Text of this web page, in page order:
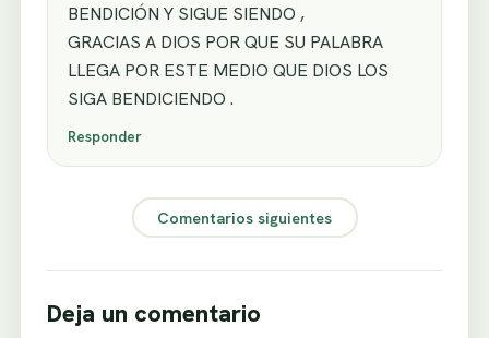
BENDICIÓN Y SIGUE SIENDO ,
GRACIAS A DIOS POR QUE SU PALABRA
LLEGA POR ESTE MEDIO QUE DIOS LOS
SIGA BENDICIENDO .
Responder
Comentarios siguientes
Deja un comentario